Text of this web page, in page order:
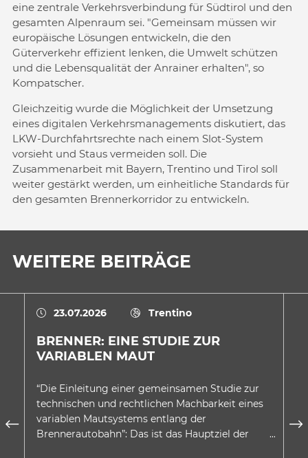
eine zentrale Verkehrsverbindung für Südtirol und den
gesamten Alpenraum sei. "Gemeinsam müssen wir
europäische Lösungen entwickeln, die den
Güterverkehr effizient lenken, die Umwelt schützen
und die Lebensqualität der Anrainer erhalten", so
Kompatscher.
Gleichzeitig wurde die Möglichkeit der Umsetzung
eines digitalen Verkehrsmanagements diskutiert, das
LKW-Durchfahrtsrechte nach einem Slot-System
vorsieht und Staus vermeiden soll. Die
Zusammenarbeit mit Bayern, Trentino und Tirol soll
weiter gestärkt werden, um einheitliche Standards für
den gesamten Brennerkorridor zu entwickeln.
WEITERE BEITRÄGE
23.07.2026 Trentino
BRENNER: EINE STUDIE ZUR
VARIABLEN MAUT
“Die Einleitung einer gemeinsamen Studie zur
technischen und rechtlichen Machbarkeit eines
variablen Mautsystems entlang der
Brennerautobahn”: Das ist das Hauptziel der